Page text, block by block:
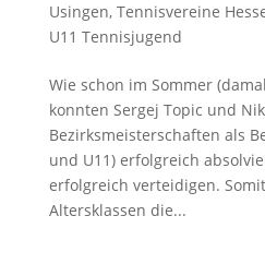
Usingen, Tennisvereine
U11 Tennisjugend
Wie schon im Sommer
konnten Sergej Topic und
Bezirksmeisterschaften als
und U11) erfolgreich
erfolgreich verteidigen.
Altersklassen die...